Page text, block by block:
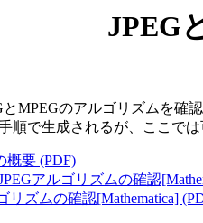
JPEG
とMPEGのアルゴリズムを
順で生成されるが、ここで
概要 (PDF)
アルゴリズムの確認
ズムの確認[Mathematica]